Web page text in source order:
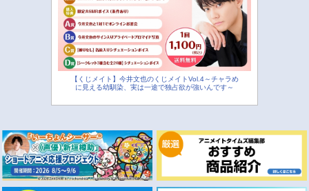
【くじメイト】今井文也のくじメイトVol.4～チャラめ
に見える幼馴染、実は一途で独占欲が強いんです～